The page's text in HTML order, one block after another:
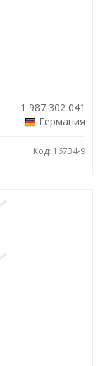
1 987 302 041
Германия
Код: 16734-9